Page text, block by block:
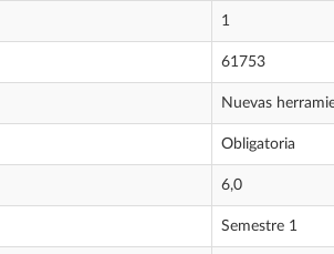
1
61753
Nuevas
Obligatoria
6,0
Semestre 1